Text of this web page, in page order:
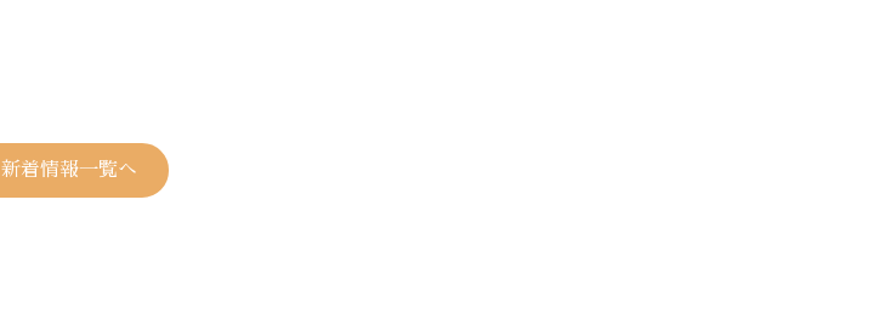
新着情報一覧へ